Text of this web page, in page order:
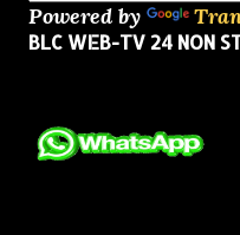
Powered by
BLC WEB-TV 24 NON